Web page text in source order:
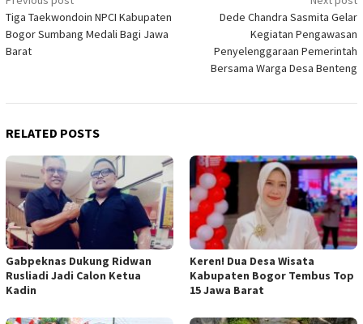
navigation
Tiga Taekwondoin NPCI Kabupaten
Bogor Sumbang Medali Bagi Jawa
Barat
Dede Chandra Sasmita Gelar
Kegiatan Pengawasan
Penyelenggaraan Pemerintah
Bersama Warga Desa Benteng
RELATED POSTS
Gabpeknas Dukung Ridwan
Rusliadi Jadi Calon Ketua
Kadin
Keren! Dua Desa Wisata
Kabupaten Bogor Tembus Top
15 Jawa Barat